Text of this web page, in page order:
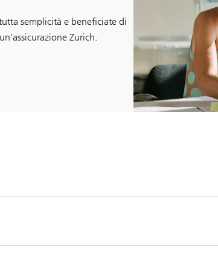
semplicità e beneficiate di
Zurich.